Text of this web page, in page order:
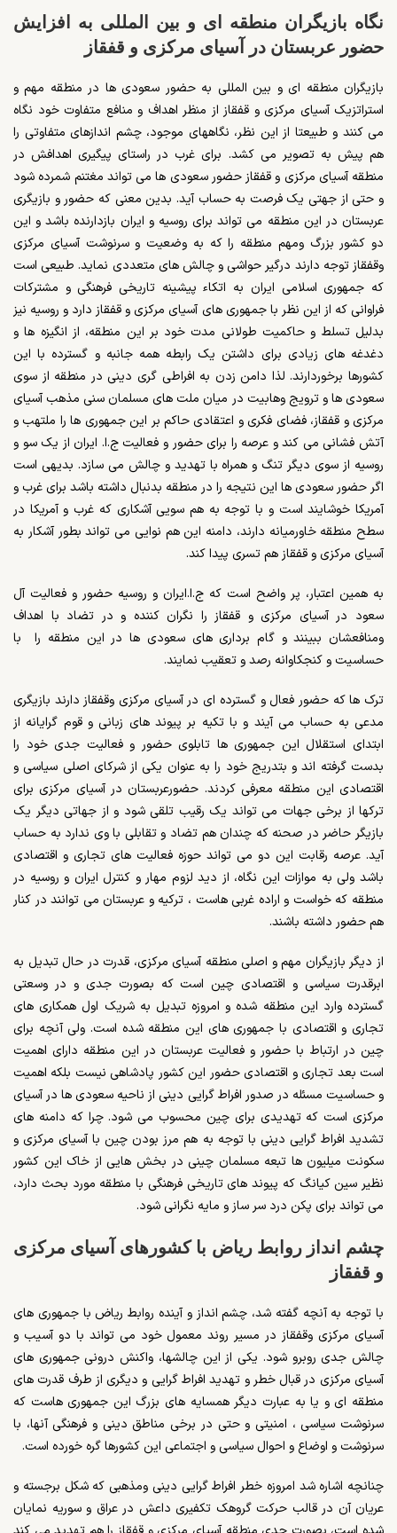
نگاه بازیگران منطقه ای و بین المللی به افزایش
حضور عربستان در آسیای مرکزی و قفقاز
بازیگران منطقه ای و بین المللی به حضور سعودی ها در منطقه مهم و
استراتزیک آسیای مرکزی و قفقاز از منظر اهداف و منافع متفاوت خود نگاه
می کنند و طبیعتا از این نظر، نگاههای موجود، چشم اندازهای متفاوتی را
هم پیش به تصویر می کشد. برای غرب در راستای پیگیری اهدافش در
منطقه آسیای مرکزی و قفقاز حضور سعودی ها می تواند مغتنم شمرده شود
و حتی از جهتی یک فرصت به حساب آید. بدین معنی که حضور و بازیگری
عربستان در این منطقه می تواند برای روسیه و ایران بازدارنده باشد و این
دو کشور بزرگ ومهم منطقه را که به وضعیت و سرنوشت آسیای مرکزی
وقفقاز توجه دارند درگیر حواشی و چالش های متعددی نماید. طبیعی است
که جمهوری اسلامی ایران به اتکاء پیشینه تاریخی فرهنگی و مشترکات
فراوانی که از این نظر با جمهوری های آسیای مرکزی و قفقاز دارد و روسیه نیز
بدلیل تسلط و حاکمیت طولانی مدت خود بر این منطقه، از انگیزه ها و
دغدغه های زیادی برای داشتن یک رابطه همه جانبه و گسترده با این
کشورها برخوردارند. لذا دامن زدن به افراطی گری دینی در منطقه از سوی
سعودی ها و ترویج وهابیت در میان ملت های مسلمان سنی مذهب آسیای
مرکزی و قفقاز، فضای فکری و اعتقادی حاکم بر این جمهوری ها را ملتهب و
آتش فشانی می کند و عرصه را برای حضور و فعالیت ج.ا. ایران از یک سو و
روسیه از سوی دیگر تنگ و همراه با تهدید و چالش می سازد. بدیهی است
اگر حضور سعودی ها این نتیجه را در منطقه بدنبال داشته باشد برای غرب و
آمریکا خوشایند است و با توجه به هم سویی آشکاری که غرب و آمریکا در
سطح منطقه خاورمیانه دارند، دامنه این هم نوایی می تواند بطور آشکار به
آسیای مرکزی و قفقاز هم تسری پیدا کند.
به همین اعتبار، پر واضح است که ج.ا.ایران و روسیه حضور و فعالیت آل
سعود در آسیای مرکزی و قفقاز را نگران کننده و در تضاد با اهداف
ومنافعشان ببینند و گام برداری های سعودی ها در این منطقه را با
حساسیت و کنجکاوانه رصد و تعقیب نمایند.
ترک ها که حضور فعال و گسترده ای در آسیای مرکزی وقفقاز دارند بازیگری
مدعی به حساب می آیند و با تکیه بر پیوند های زبانی و قوم گرایانه از
ابتدای استقلال این جمهوری ها تابلوی حضور و فعالیت جدی خود را
بدست گرفته اند و بتدریج خود را به عنوان یکی از شرکای اصلی سیاسی و
اقتصادی این منطقه معرفی کردند. حضورعربستان در آسیای مرکزی برای
ترکها از برخی جهات می تواند یک رقیب تلقی شود و از جهاتی دیگر یک
بازیگر حاضر در صحنه که چندان هم تضاد و تقابلی با وی ندارد به حساب
آید. عرصه رقابت این دو می تواند حوزه فعالیت های تجاری و اقتصادی
باشد ولی به موازات این نگاه، از دید لزوم مهار و کنترل ایران و روسیه در
منطقه که خواست و اراده غربی هاست ، ترکیه و عربستان می توانند در کنار
هم حضور داشته باشند.
از دیگر بازیگران مهم و اصلی منطقه آسیای مرکزی، قدرت در حال تبدیل به
ابرقدرت سیاسی و اقتصادی چین است که بصورت جدی و در وسعتی
گسترده وارد این منطقه شده و امروزه تبدیل به شریک اول همکاری های
تجاری و اقتصادی با جمهوری های این منطقه شده است. ولی آنچه برای
چین در ارتباط با حضور و فعالیت عربستان در این منطقه دارای اهمیت
است بعد تجاری و اقتصادی حضور این کشور پادشاهی نیست بلکه اهمیت
و حساسیت مسئله در صدور افراط گرایی دینی از ناحیه سعودی ها در آسیای
مرکزی است که تهدیدی برای چین محسوب می شود. چرا که دامنه های
تشدید افراط گرایی دینی با توجه به هم مرز بودن چین با آسیای مرکزی و
سکونت میلیون ها تبعه مسلمان چینی در بخش هایی از خاک این کشور
نظیر سین کیانگ که پیوند های تاریخی فرهنگی با منطقه مورد بحث دارد،
می تواند برای پکن درد سر ساز و مایه نگرانی شود.
چشم انداز روابط ریاض با کشورهای آسیای مرکزی
و قفقاز
با توجه به آنچه گفته شد، چشم انداز و آینده روابط ریاض با جمهوری های
آسیای مرکزی وقفقاز در مسیر روند معمول خود می تواند با دو آسیب و
چالش جدی روبرو شود. یکی از این چالشها، واکنش درونی جمهوری های
آسیای مرکزی در قبال خطر و تهدید افراط گرایی و دیگری از طرف قدرت های
منطقه ای و یا به عبارت دیگر همسایه های بزرگ این جمهوری هاست که
سرنوشت سیاسی ، امنیتی و حتی در برخی مناطق دینی و فرهنگی آنها، با
سرنوشت و اوضاع و احوال سیاسی و اجتماعی این کشورها گره خورده است.
چنانچه اشاره شد امروزه خطر افراط گرایی دینی ومذهبی که شکل برجسته و
عریان آن در قالب حرکت گروهک تکفیری داعش در عراق و سوریه نمایان